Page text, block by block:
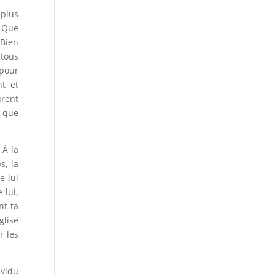
et
la
la
lui
lui,
ta
les